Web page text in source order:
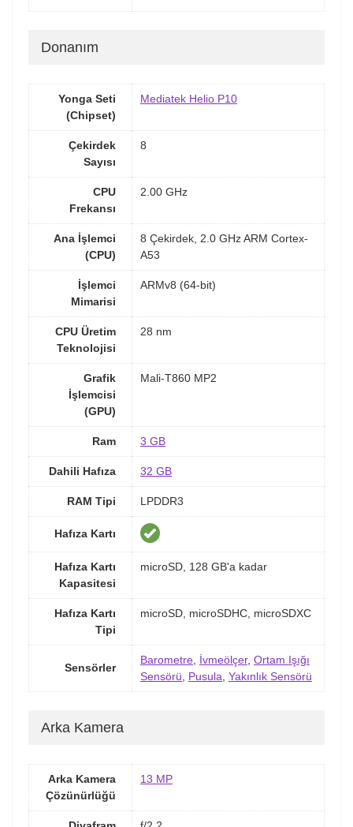
Donanım
Yonga Seti
(Chipset)
Mediatek Helio P10
Çekirdek
Sayısı
8
CPU
Frekansı
2.00 GHz
Ana İşlemci
(CPU)
8 Çekirdek, 2.0 GHz ARM Cortex-
A53
İşlemci
Mimarisi
ARMv8 (64-bit)
CPU Üretim
Teknolojisi
28 nm
Grafik
İşlemcisi
(GPU)
Mali-T860 MP2
Ram 3 GB
Dahili Hafıza 32 GB
RAM Tipi LPDDR3
Hafıza Kartı
Hafıza Kartı
Kapasitesi
microSD, 128 GB'a kadar
Hafıza Kartı
Tipi
microSD, microSDHC, microSDXC
Sensörler
Barometre İvmeölçer, Ortam Işığı
Sensörü
Pusula Yakınlık Sensörü
Arka Kamera
Arka Kamera
Çözünürlüğü
13 MP